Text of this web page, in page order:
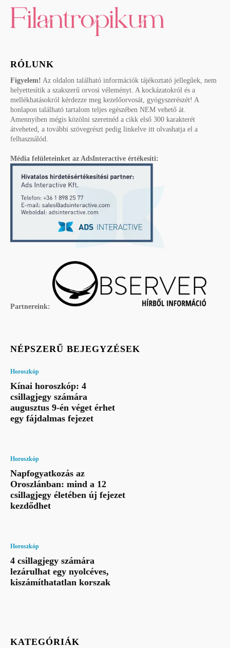
RÓLUNK
Figyelem! Az oldalon található információk tájékoztató jellegűek, nem
helyettesítik a szakszerű orvosi véleményt. A kockázatokról és a
mellékhatásokról kérdezze meg kezelőorvosát, gyógyszerészét! A
honlapon található tartalom teljes egészében NEM vehető át.
Amennyiben mégis közölni szeretnéd a cikk első 300 karakterét
átveheted, a további szövegrészt pedig linkelve itt olvashatja el a
felhasználód.
Média felületeinket az AdsInteractive értékesíti:
Partnereink:
NÉPSZERŰ BEJEGYZÉSEK
Horoszkóp
Kínai horoszkóp: 4
csillagjegy számára
augusztus 9-én véget érhet
egy fájdalmas fejezet
Horoszkóp
Napfogyatkozás az
Oroszlánban: mind a 12
csillagjegy életében új fejezet
kezdődhet
Horoszkóp
4 csillagjegy számára
lezárulhat egy nyolcéves,
kiszámíthatatlan korszak
KATEGÓRIÁK